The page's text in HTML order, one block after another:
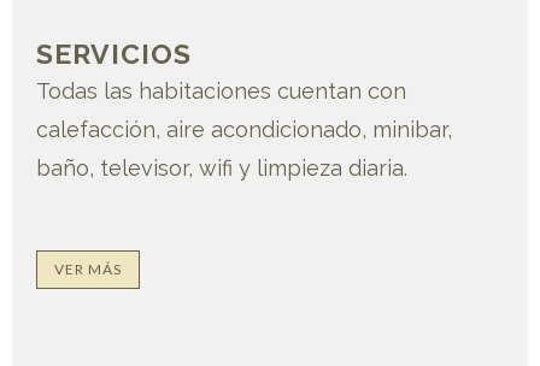
SERVICIOS
Todas las habitaciones cuentan con
calefacción, aire acondicionado, minibar,
baño, televisor, wifi y limpieza diaria.
VER MÁS